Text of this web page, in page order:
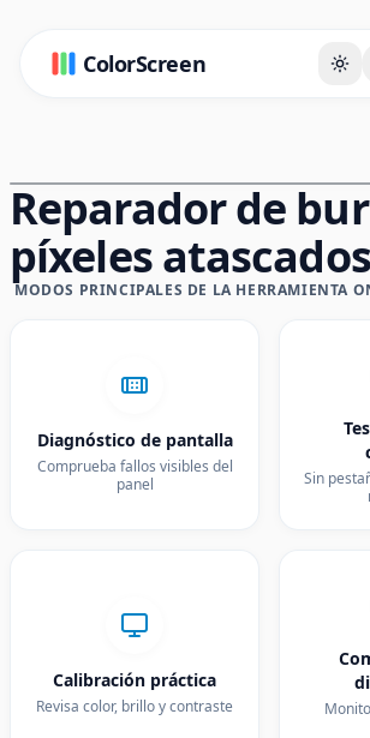
ColorScreen
Reparador de
píxeles atascados
MODOS PRINCIPALES DE LA HERRAMIENTA
Diagnóstico de pantalla
Comprueba fallos visibles del
panel
Sin
Calibración práctica
Revisa color, brillo y contraste